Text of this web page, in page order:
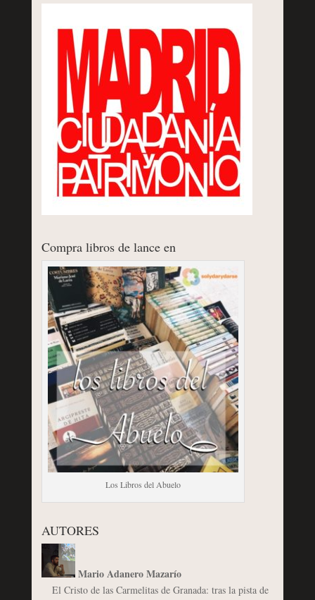
Compra libros de lance en
Los Libros del Abuelo
AUTORES
Mario Adanero Mazarío
El Cristo de las Carmelitas de Granada: tras la pista de